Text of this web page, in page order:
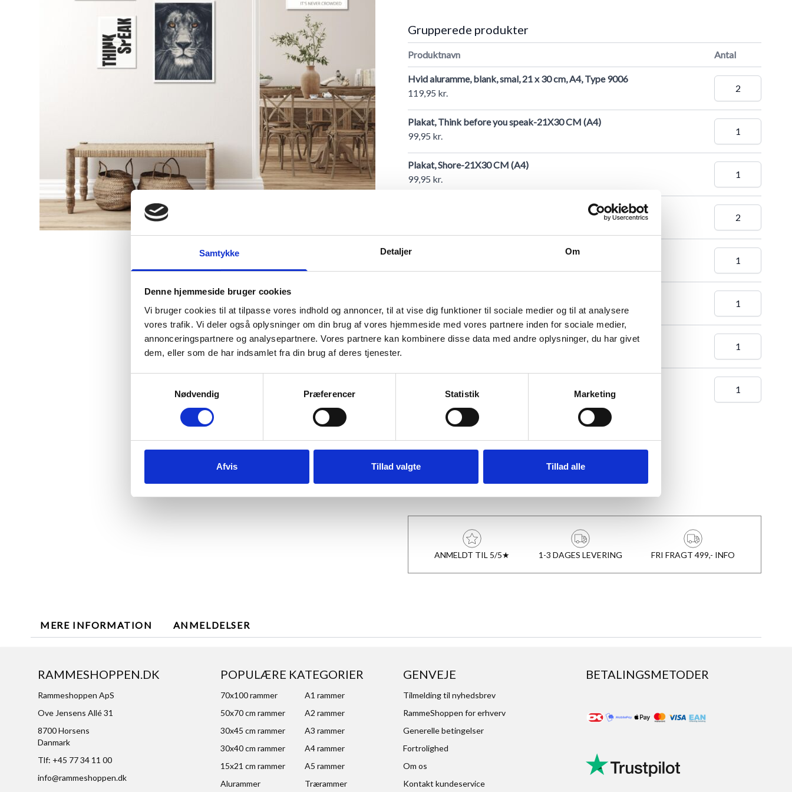
Samtykke Detaljer Om
Denne hjemmeside bruger cookies
Vi bruger cookies til at tilpasse vores indhold og annoncer, til at vise dig funktioner til sociale medier og til at analysere
vores trafik. Vi deler også oplysninger om din brug af vores hjemmeside med vores partnere inden for sociale medier,
annonceringspartnere og analysepartnere. Vores partnere kan kombinere disse data med andre oplysninger, du har givet
dem, eller som de har indsamlet fra din brug af deres tjenester.
Nødvendig
Præferencer Statistik Marketing
Afvis Tillad valgte Tillad alle
Grupperede produkter
Produktnavn Antal
Hvid aluramme, blank, smal, 21 x 30 cm, A4, Type 9006
119,95 kr.
Plakat, Think before you speak-21X30 CM (A4)
99,95 kr.
Plakat, Shore-21X30 CM (A4)
99,95 kr.
Hvid aluramme, blank, smal, 30 x 42 cm, A3, Type 9006
Plakat, Yellow loving eyes-29,7X42 CM (A3)
174,95 kr.
Hvid aluramme, blank, smal, 42 x 60 cm, A2, Type 9006
179,95 kr.
TILFØJ TIL KURV
ANMELDT TIL 5/5★ 1-3 DAGES LEVERING FRI FRAGT 499,- INFO
MERE INFORMATION ANMELDELSER
RAMMESHOPPEN.DK
Rammeshoppen ApS
Ove Jensens Allé 31
8700 Horsens
Danmark
Tlf: +45 77 34 11 00
info@rammeshoppen.dk
POPULÆRE KATEGORIER
70x100 rammer
A1 rammer
50x70 cm rammer
A2 rammer
30x45 cm rammer
A3 rammer
30x40 cm rammer
A4 rammer
15x21 cm rammer
A5 rammer
Alurammer
Trærammer
GENVEJE
Tilmelding til nyhedsbrev
RammeShoppen for erhverv
Generelle betingelser
Fortrolighed
Om os
Kontakt kundeservice
BETALINGSMETODER